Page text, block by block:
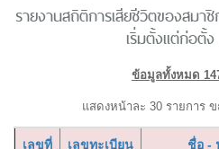
รายงานสถิติการเสียชีวิตของสม
เริ่มตั้งแต่ก่อตั้
ข้อมูลทั้งหมด
แสดงหน้าละ 30 รายการ
เลขที่
เลขทะเบียน
ชื่อ -